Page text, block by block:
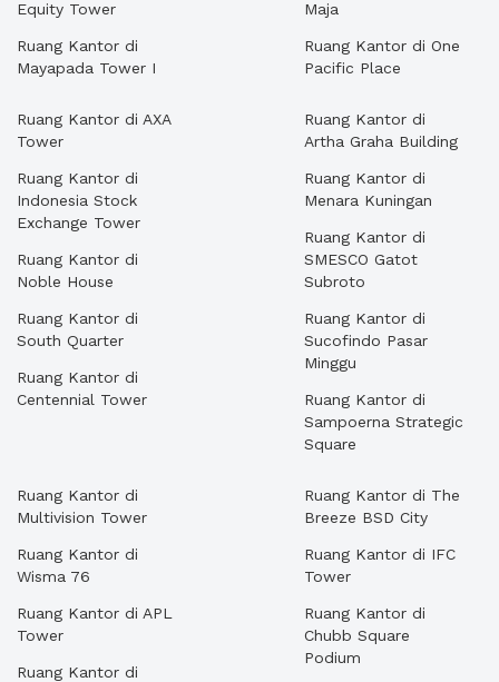
Equity Tower
Ruang Kantor di
Mayapada Tower I
Maja
Ruang Kantor di One
Pacific Place
Ruang Kantor di AXA
Tower
Ruang Kantor di
Indonesia Stock
Exchange Tower
Ruang Kantor di
Noble House
Ruang Kantor di
South Quarter
Ruang Kantor di
Centennial Tower
Ruang Kantor di
Artha Graha Building
Ruang Kantor di
Menara Kuningan
Ruang Kantor di
SMESCO Gatot
Subroto
Ruang Kantor di
Sucofindo Pasar
Minggu
Ruang Kantor di
Sampoerna Strategic
Square
Ruang Kantor di
Multivision Tower
Ruang Kantor di
Wisma 76
Ruang Kantor di APL
Tower
Ruang Kantor di
Ruang Kantor di The
Breeze BSD City
Ruang Kantor di IFC
Tower
Ruang Kantor di
Chubb Square
Podium